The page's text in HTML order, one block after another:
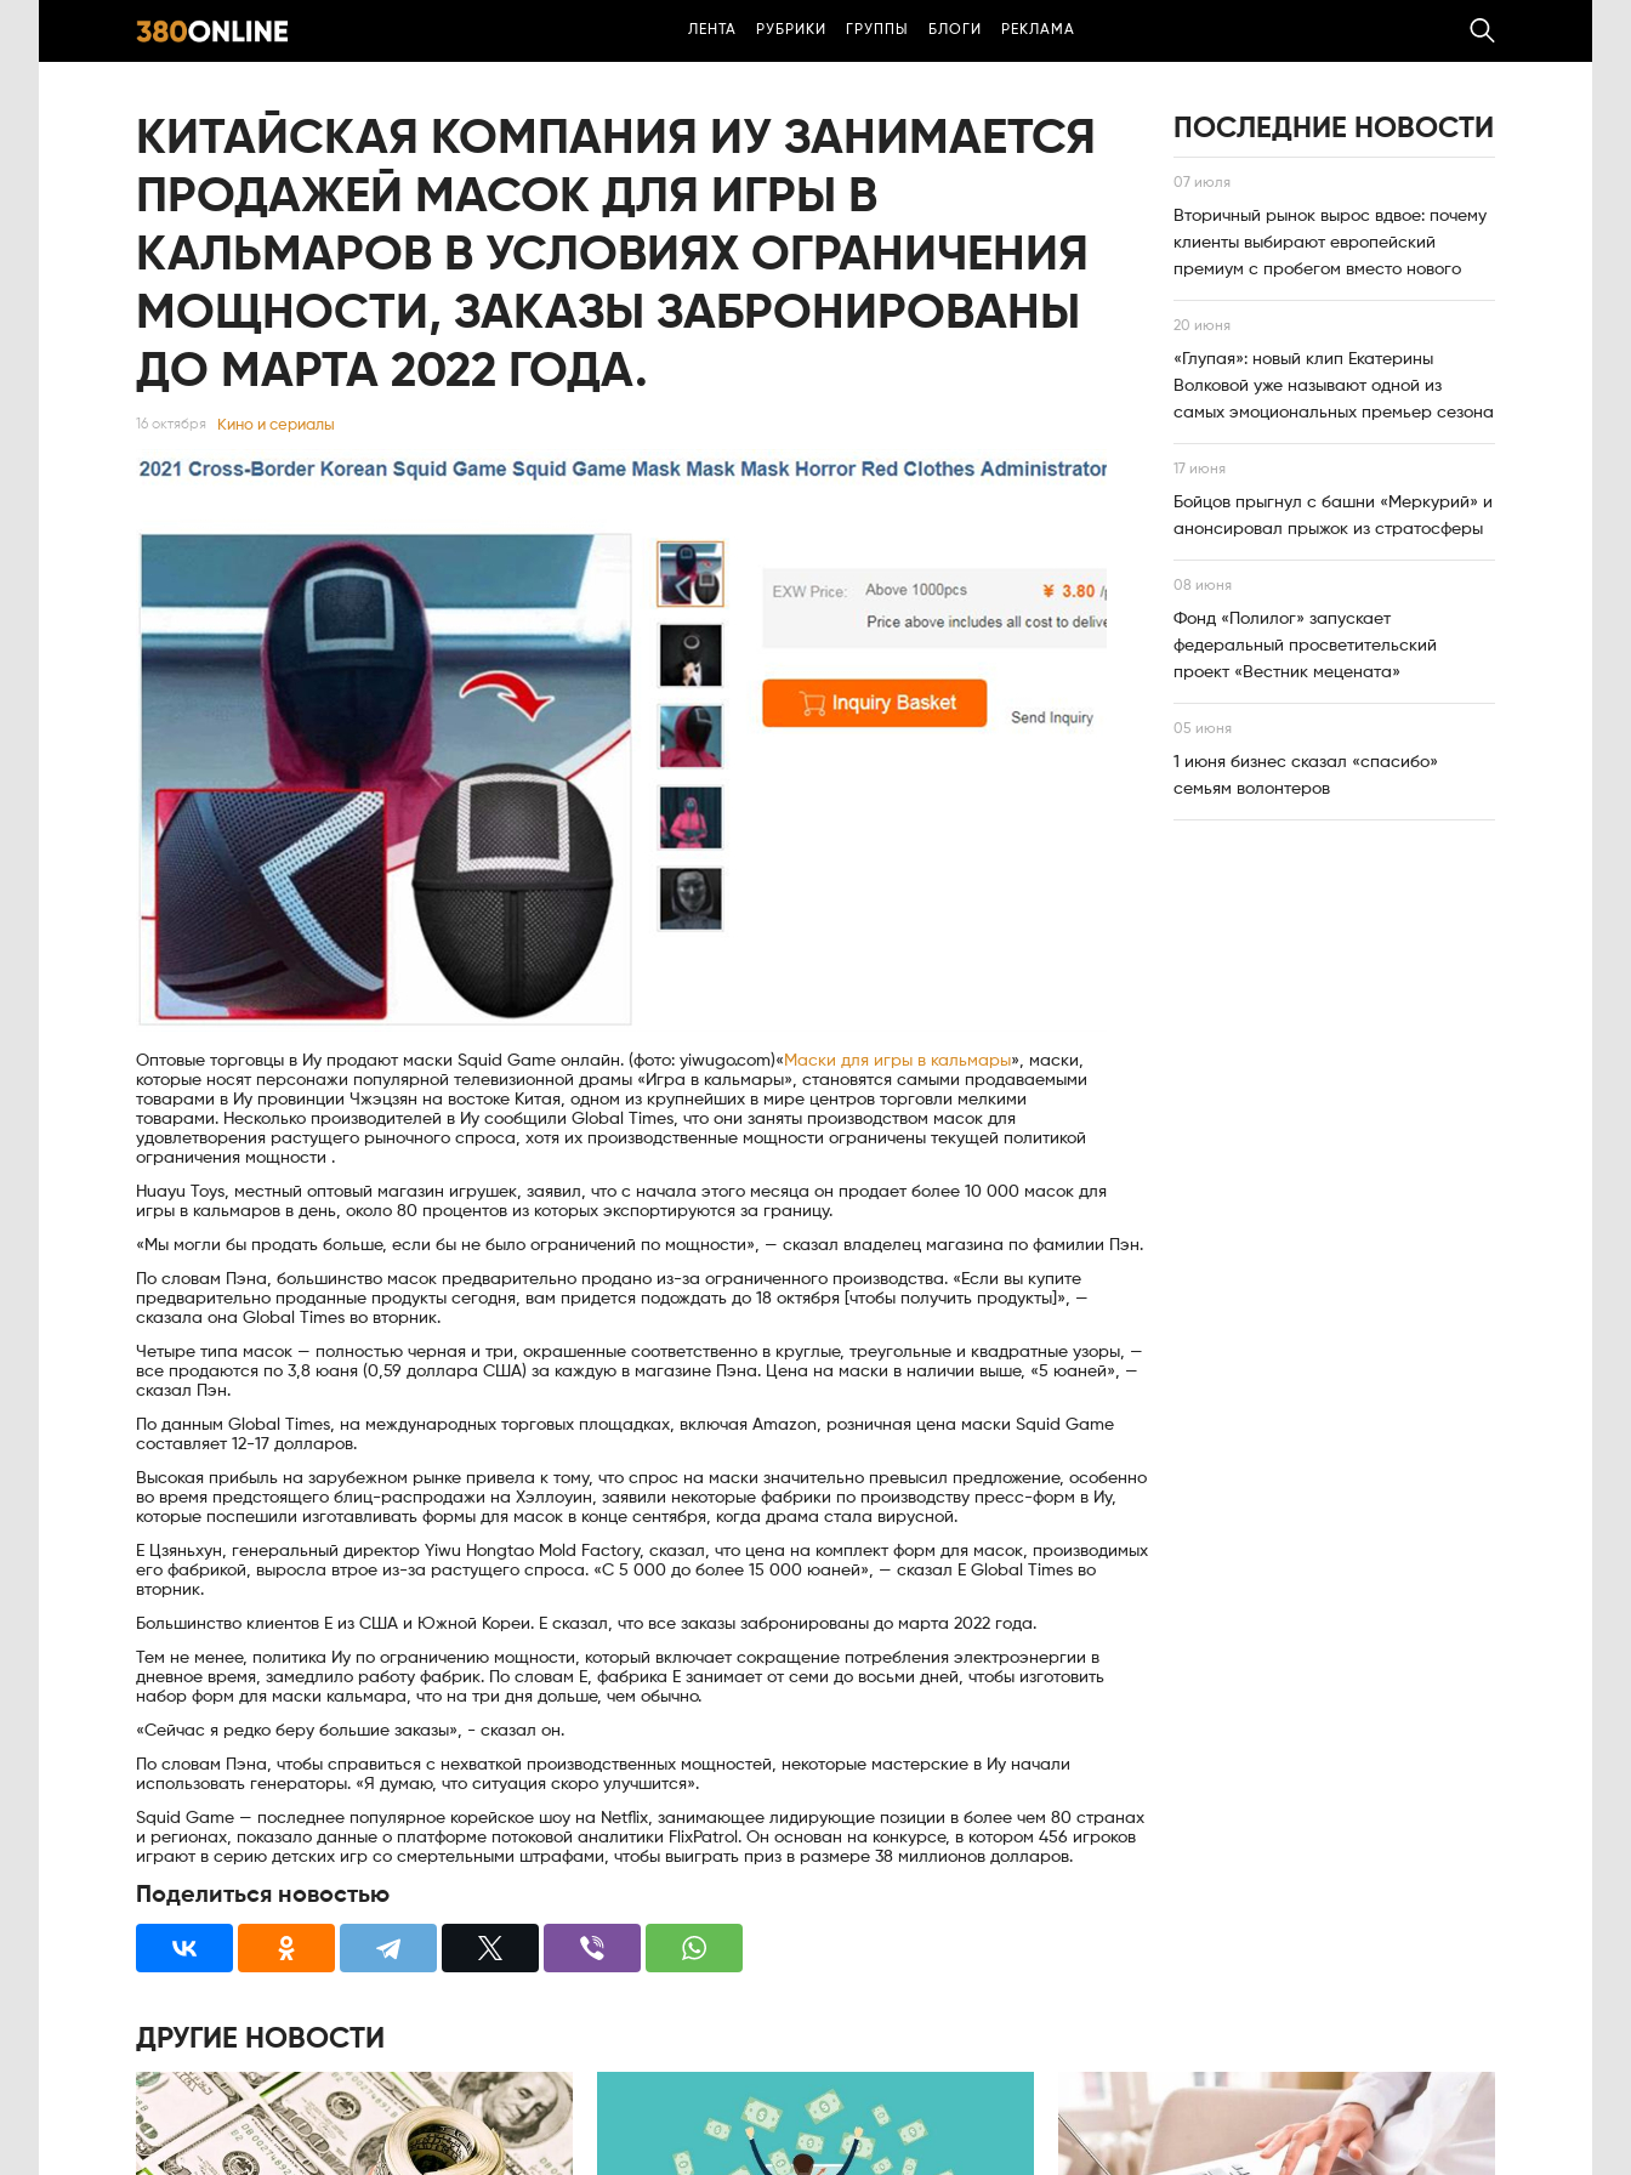
ЛЕНТА РУБРИКИ ГРУППЫ БЛОГИ РЕКЛАМА
КИТАЙСКАЯ КОМПАНИЯ ИУ ЗАНИМАЕТСЯ
ПРОДАЖЕЙ МАСОК ДЛЯ ИГРЫ В
КАЛЬМАРОВ В УСЛОВИЯХ ОГРАНИЧЕНИЯ
МОЩНОСТИ, ЗАКАЗЫ ЗАБРОНИРОВАНЫ
ДО МАРТА 2022 ГОДА.
16 октября Кино и сериалы
Оптовые торговцы в Иу продают маски Squid Game онлайн. (фото: yiwugo.com)« Маски для игры в кальмары», маски,
которые носят персонажи популярной телевизионной драмы «Игра в кальмары», становятся самыми продаваемыми
товарами в Иу провинции Чжэцзян на востоке Китая, одном из крупнейших в мире центров торговли мелкими
товарами. Несколько производителей в Иу сообщили Global Times, что они заняты производством масок для
удовлетворения растущего рыночного спроса, хотя их производственные мощности ограничены текущей политикой
ограничения мощности .
Huayu Toys, местный оптовый магазин игрушек, заявил, что с начала этого месяца он продает более 10 000 масок для
игры в кальмаров в день, около 80 процентов из которых экспортируются за границу.
«Мы могли бы продать больше, если бы не было ограничений по мощности», — сказал владелец магазина по фамилии Пэн.
По словам Пэна, большинство масок предварительно продано из-за ограниченного производства. «Если вы купите
предварительно проданные продукты сегодня, вам придется подождать до 18 октября [чтобы получить продукты]», —
сказала она Global Times во вторник.
Четыре типа масок — полностью черная и три, окрашенные соответственно в круглые, треугольные и квадратные узоры, —
все продаются по 3,8 юаня (0,59 доллара США) за каждую в магазине Пэна. Цена на маски в наличии выше, «5 юаней», —
сказал Пэн.
По данным Global Times, на международных торговых площадках, включая Amazon, розничная цена маски Squid Game
составляет 12-17 долларов.
Высокая прибыль на зарубежном рынке привела к тому, что спрос на маски значительно превысил предложение, особенно
во время предстоящего блиц-распродажи на Хэллоуин, заявили некоторые фабрики по производству пресс-форм в Иу,
которые поспешили изготавливать формы для масок в конце сентября, когда драма стала вирусной.
Е Цзяньхун, генеральный директор Yiwu Hongtao Mold Factory, сказал, что цена на комплект форм для масок, производимых
его фабрикой, выросла втрое из-за растущего спроса. «С 5 000 до более 15 000 юаней», — сказал Е Global Times во
вторник.
Большинство клиентов Е из США и Южной Кореи. Е сказал, что все заказы забронированы до марта 2022 года.
Тем не менее, политика Иу по ограничению мощности, который включает сокращение потребления электроэнергии в
дневное время, замедлило работу фабрик. По словам Е, фабрика Е занимает от семи до восьми дней, чтобы изготовить
набор форм для маски кальмара, что на три дня дольше, чем обычно.
«Сейчас я редко беру большие заказы», ​​- сказал он.
По словам Пэна, чтобы справиться с нехваткой производственных мощностей, некоторые мастерские в Иу начали
использовать генераторы. «Я думаю, что ситуация скоро улучшится».
Squid Game — последнее популярное корейское шоу на Netflix, занимающее лидирующие позиции в более чем 80 странах
и регионах, показало данные о платформе потоковой аналитики FlixPatrol. Он основан на конкурсе, в котором 456 игроков
играют в серию детских игр со смертельными штрафами, чтобы выиграть приз в размере 38 миллионов долларов.
Поделиться новостью
ПОСЛЕДНИЕ НОВОСТИ
07 июля
Вторичный рынок вырос вдвое: почему
клиенты выбирают европейский
премиум с пробегом вместо нового
20 июня
«Глупая»: новый клип Екатерины
Волковой уже называют одной из
самых эмоциональных премьер сезона
17 июня
Бойцов прыгнул с башни «Меркурий» и
анонсировал прыжок из стратосферы
08 июня
Фонд «Полилог» запускает
федеральный просветительский
проект «Вестник мецената»
05 июня
1 июня бизнес сказал «спасибо»
семьям волонтеров
ДРУГИЕ НОВОСТИ